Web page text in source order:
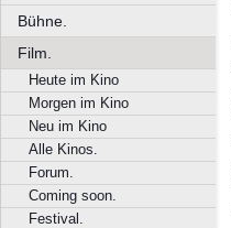
Bühne.
Film.
Heute im Kino
Morgen im Kino
Neu im Kino
Alle Kinos.
Forum.
Coming soon.
Festival.